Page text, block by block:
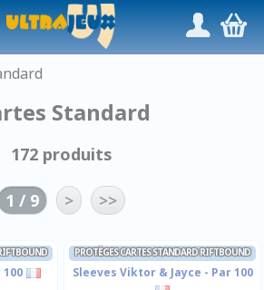
/,
Standard
172 produits
1 / 9 > >>
100
PROTÈGES CARTES STANDARD RIFTBOUND
Sleeves Viktor & Jayce - Par 100